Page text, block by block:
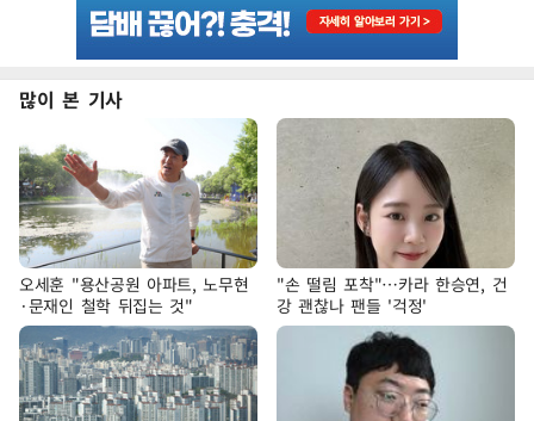
많이 본 기사
오세훈 "용산공원 아파트, 노무현
·문재인 철학 뒤집는 것"
"손 떨림 포착"…카라 한승연, 건
강 괜찮나 팬들 '걱정'